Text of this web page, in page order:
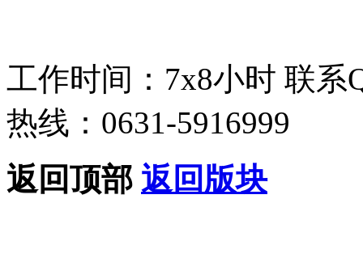
工作时间：7x8小时 联系
热线：0631-5916999
返回顶部 返回版块